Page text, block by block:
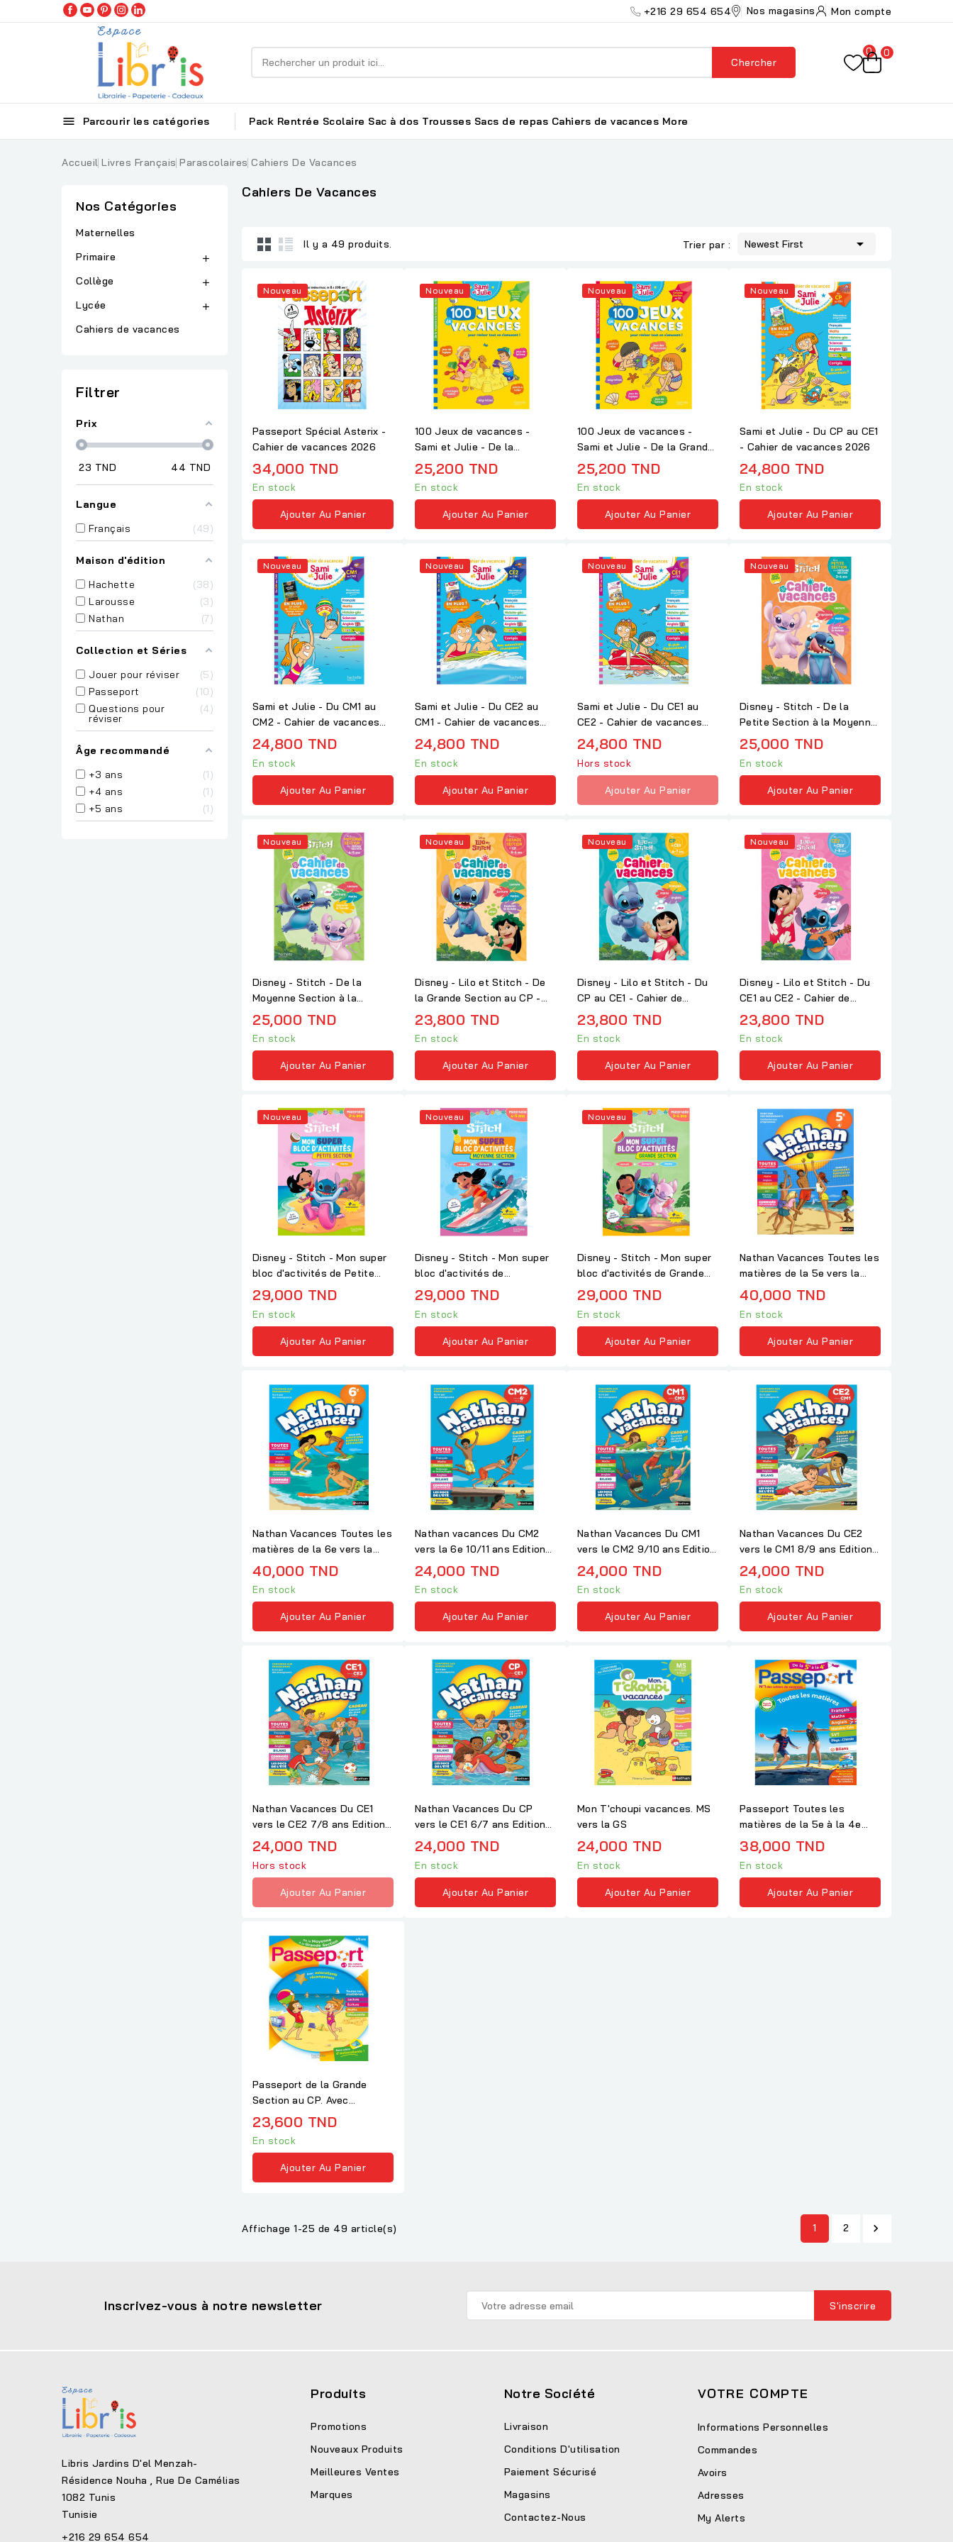
+216 29 654 654 Nos magasins Mon compte
Chercher
0 0
 Parcourir les catégories Pack Rentrée Scolaire Sac à dos Trousses Sacs de repas Cahiers de vacances More
Accueil Livres Français Parascolaires Cahiers De Vacances
Nos Catégories
Maternelles
Primaire

Collège 
Lycée 
Cahiers de vacances
Filtrer
Prix
23 TND 44 TND
Langue
Français
49
Maison d'édition
Hachette
38
Larousse
3
Nathan
7
Collection et Séries
Jouer pour réviser
5
Passeport
10
Questions pour
réviser
4
Âge recommandé
+3 ans
1
+4 ans
1
+5 ans
1
Cahiers De Vacances
Il y a 49 produits. Trier par : Newest First 
Nouveau
Passeport Spécial Asterix -
Cahier de vacances 2026
34,000 TND
En stock
Ajouter Au Panier
Nouveau
100 Jeux de vacances -
Sami et Julie - De la
Moyenne à la...
25,200 TND
En stock
Ajouter Au Panier
Nouveau
100 Jeux de vacances -
Sami et Julie - De la Grande
Section au...
25,200 TND
En stock
Ajouter Au Panier
Nouveau
Sami et Julie - Du CP au CE1
- Cahier de vacances 2026
24,800 TND
En stock
Ajouter Au Panier
Nouveau
Sami et Julie - Du CM1 au
CM2 - Cahier de vacances
2026
24,800 TND
En stock
Ajouter Au Panier
Nouveau
Sami et Julie - Du CE2 au
CM1 - Cahier de vacances
2026
24,800 TND
En stock
Ajouter Au Panier
Nouveau
Sami et Julie - Du CE1 au
CE2 - Cahier de vacances
2026
24,800 TND
Hors stock
Ajouter Au Panier
Nouveau
Disney - Stitch - De la
Petite Section à la Moyenne
Section -...
25,000 TND
En stock
Ajouter Au Panier
Nouveau
Disney - Stitch - De la
Moyenne Section à la
Grande Section -...
25,000 TND
En stock
Ajouter Au Panier
Nouveau
Disney - Lilo et Stitch - De
la Grande Section au CP -
Cahier...
23,800 TND
En stock
Ajouter Au Panier
Nouveau
Disney - Lilo et Stitch - Du
CP au CE1 - Cahier de
vacances 2026
23,800 TND
En stock
Ajouter Au Panier
Nouveau
Disney - Lilo et Stitch - Du
CE1 au CE2 - Cahier de
vacances 2026
23,800 TND
En stock
Ajouter Au Panier
Nouveau
Disney - Stitch - Mon super
bloc d'activités de Petite
Section...
29,000 TND
En stock
Ajouter Au Panier
Nouveau
Disney - Stitch - Mon super
bloc d'activités de
Moyenne...
29,000 TND
En stock
Ajouter Au Panier
Nouveau
Disney - Stitch - Mon super
bloc d'activités de Grande
Section...
29,000 TND
En stock
Ajouter Au Panier
Nathan Vacances Toutes les
matières de la 5e vers la
4e...
40,000 TND
En stock
Ajouter Au Panier
Nathan Vacances Toutes les
matières de la 6e vers la
5e...
40,000 TND
En stock
Ajouter Au Panier
Nathan vacances Du CM2
vers la 6e 10/11 ans Edition
2018
24,000 TND
En stock
Ajouter Au Panier
Nathan Vacances Du CM1
vers le CM2 9/10 ans Edition
2018
24,000 TND
En stock
Ajouter Au Panier
Nathan Vacances Du CE2
vers le CM1 8/9 ans Edition
2018
24,000 TND
En stock
Ajouter Au Panier
Nathan Vacances Du CE1
vers le CE2 7/8 ans Edition
2018
24,000 TND
Hors stock
Ajouter Au Panier
Nathan Vacances Du CP
vers le CE1 6/7 ans Edition
2018
24,000 TND
En stock
Ajouter Au Panier
Mon T'choupi vacances. MS
vers la GS
24,000 TND
En stock
Ajouter Au Panier
Passeport Toutes les
matières de la 5e à la 4e
Edition 2024
38,000 TND
En stock
Ajouter Au Panier
Passeport de la Grande
Section au CP. Avec
autocollants...
23,600 TND
En stock
Ajouter Au Panier
Affichage 1-25 de 49 article(s) 1 2 
Inscrivez-vous à notre newsletter
Libris Jardins D'el Menzah-
Résidence Nouha , Rue De Camélias
1082 Tunis
Tunisie
+216 29 654 654
Produits
Promotions
Nouveaux Produits
Meilleures Ventes
Marques
Notre Société
Livraison
Conditions D'utilisation
Paiement Sécurisé
Magasins
Contactez-Nous
VOTRE COMPTE
Informations Personnelles
Commandes
Avoirs
Adresses
My Alerts